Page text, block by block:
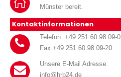
Münster bereit.
Kontaktinformationen
Telefon: +49 251 60 98 09-0
Fax +49 251 60 98 09-20
Unsere E-Mail Adresse:
info@hrb24.de